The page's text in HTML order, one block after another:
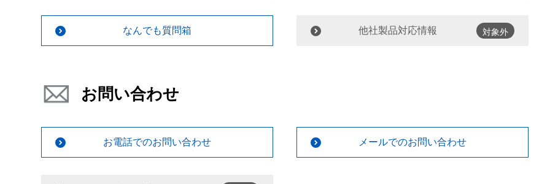
なんでも質問箱 他社製品対応情報 対象外
お問い合わせ
お電話でのお問い合わせ メールでのお問い合わせ